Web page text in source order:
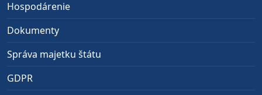
Hospodárenie
Dokumenty
Správa majetku štátu
GDPR